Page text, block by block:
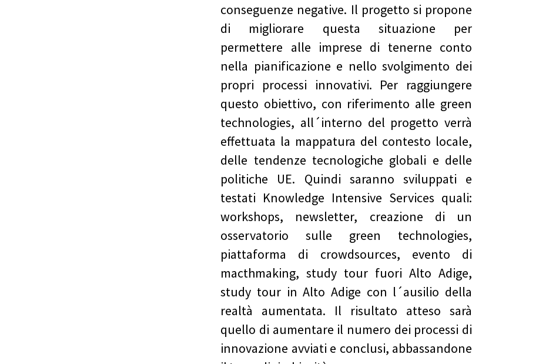
conseguenze negative. Il progetto si propone
di migliorare questa situazione per
permettere alle imprese di tenerne conto
nella pianificazione e nello svolgimento dei
propri processi innovativi. Per raggiungere
questo obiettivo, con riferimento alle green
technologies, all´interno del progetto verrà
effettuata la mappatura del contesto locale,
delle tendenze tecnologiche globali e delle
politiche UE. Quindi saranno sviluppati e
testati Knowledge Intensive Services quali:
workshops, newsletter, creazione di un
osservatorio sulle green technologies,
piattaforma di crowdsources, evento di
macthmaking, study tour fuori Alto Adige,
study tour in Alto Adige con l´ausilio della
realtà aumentata. Il risultato atteso sarà
quello di aumentare il numero dei processi di
innovazione avviati e conclusi, abbassandone